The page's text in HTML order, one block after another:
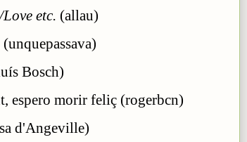
etc. (allau)
Bosch)
espero morir feliç (rogerbcn)
d'Angeville)